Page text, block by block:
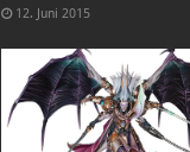
12. Juni 2015